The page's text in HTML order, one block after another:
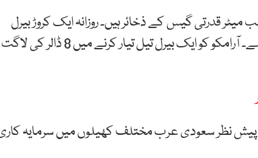
بیرل تیل جبکہ 8.5 کھرب مکعب میٹر قدرتی گیس کے ذخائر ہیں۔ روزانہ ایک کروڑ بیرل
تیل فروخت کیا جاتا ہے جو دنیا کے استعمال کا 10 فیصد ہے۔ آرامکو کو ایک بیرل تیل تیار کرنے میں 8 ڈالر کی لاگت
پیش نظر سعودی عرب مختلف کھیلوں میں سرمایہ